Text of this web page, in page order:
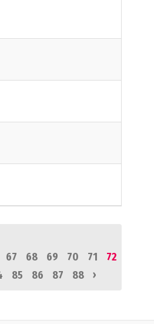
67 68 69 70 71
72
85 86 87 88 ›